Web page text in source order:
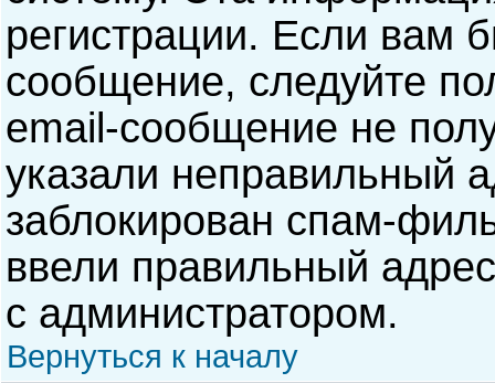
регистрации. Если вам
сообщение, следуйте
email-сообщение не
указали неправильный
заблокирован спам-
ввели правильный
с администратором.
Вернуться к началу